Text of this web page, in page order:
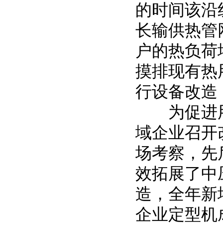
的时间该
长输供热管
户的热负
摸排现有热
行设备改造
为促进用
域企业召开
场考察，先
效拓展了中
造，全年新
企业定型